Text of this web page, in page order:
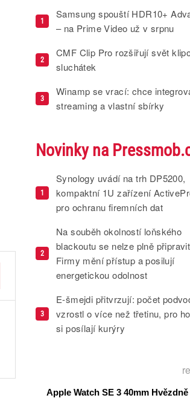
1
Samsung spouští HDR10+
– na Prime Video už v srpnu
2
CMF Clip Pro rozšiřují svět
sluchátek
3
Winamp se vrací: chce
streaming a vlastní sbírky
Novinky na
1
Synology uvádí na trh DP5200,
kompaktní 1U zařízení
pro ochranu firemních dat
2
Na souběh okolností loňského
blackoutu se nelze plně
Firmy mění přístup a posilují
energetickou odolnost
3
E-šmejdi přitvrzují: počet
vzrostl o více než třetinu, pro
si posílají kurýry